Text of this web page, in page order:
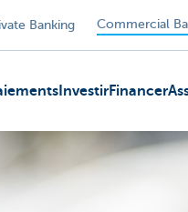
Banking Commercial
InvestirFinancer